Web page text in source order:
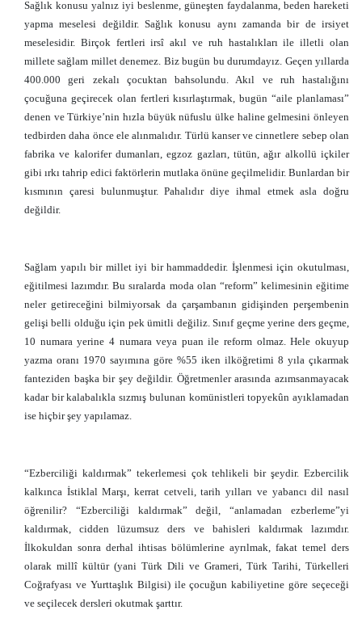
Sağlık konusu yalnız iyi beslenme, güneşten faydalanma, beden hareketi
yapma meselesi değildir. Sağlık konusu aynı zamanda bir de irsiyet
meselesidir. Birçok fertleri irsî akıl ve ruh hastalıkları ile illetli olan
millete sağlam millet denemez. Biz bugün bu durumdayız. Geçen yıllarda
400.000 geri zekalı çocuktan bahsolundu. Akıl ve ruh hastalığını
çocuğuna geçirecek olan fertleri kısırlaştırmak, bugün “aile planlaması”
denen ve Türkiye’nin hızla büyük nüfuslu ülke haline gelmesini önleyen
tedbirden daha önce ele alınmalıdır. Türlü kanser ve cinnetlere sebep olan
fabrika ve kalorifer dumanları, egzoz gazları, tütün, ağır alkollü içkiler
gibi ırkı tahrip edici faktörlerin mutlaka önüne geçilmelidir. Bunlardan bir
kısmının çaresi bulunmuştur. Pahalıdır diye ihmal etmek asla doğru
değildir.
Sağlam yapılı bir millet iyi bir hammaddedir. İşlenmesi için okutulması,
eğitilmesi lazımdır. Bu sıralarda moda olan “reform” kelimesinin eğitime
neler getireceğini bilmiyorsak da çarşambanın gidişinden perşembenin
gelişi belli olduğu için pek ümitli değiliz. Sınıf geçme yerine ders geçme,
10 numara yerine 4 numara veya puan ile reform olmaz. Hele okuyup
yazma oranı 1970 sayımına göre %55 iken ilköğretimi 8 yıla çıkarmak
fanteziden başka bir şey değildir. Öğretmenler arasında azımsanmayacak
kadar bir kalabalıkla sızmış bulunan komünistleri topyekûn ayıklamadan
ise hiçbir şey yapılamaz.
“Ezberciliği kaldırmak” tekerlemesi çok tehlikeli bir şeydir. Ezbercilik
kalkınca İstiklal Marşı, kerrat cetveli, tarih yılları ve yabancı dil nasıl
öğrenilir? “Ezberciliği kaldırmak” değil, “anlamadan ezberleme”yi
kaldırmak, cidden lüzumsuz ders ve bahisleri kaldırmak lazımdır.
İlkokuldan sonra derhal ihtisas bölümlerine ayrılmak, fakat temel ders
olarak millî kültür (yani Türk Dili ve Grameri, Türk Tarihi, Türkelleri
Coğrafyası ve Yurttaşlık Bilgisi) ile çocuğun kabiliyetine göre seçeceği
ve seçilecek dersleri okutmak şarttır.